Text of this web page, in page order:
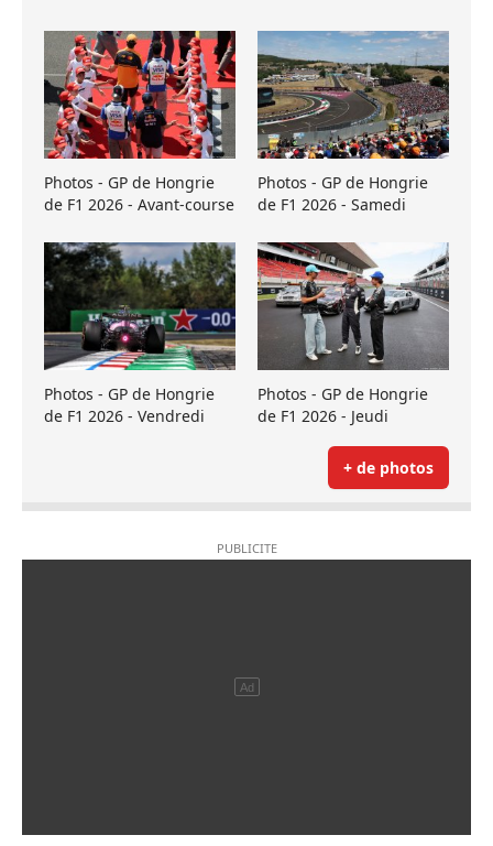
Photos - GP de Hongrie
de F1 2026 - Avant-course
Photos - GP de Hongrie
de F1 2026 - Samedi
Photos - GP de Hongrie
de F1 2026 - Vendredi
Photos - GP de Hongrie
de F1 2026 - Jeudi
+ de photos